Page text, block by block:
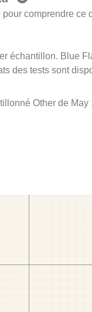
comprendre ce
échantillon. Blue
des tests sont
Other de May